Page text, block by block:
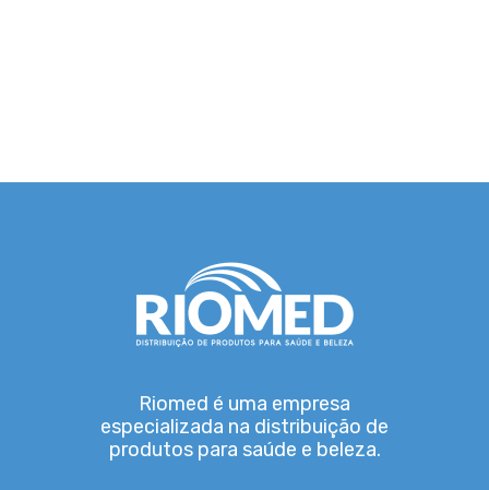
Riomed é uma empresa
especializada na distribuição de
produtos para saúde e beleza.